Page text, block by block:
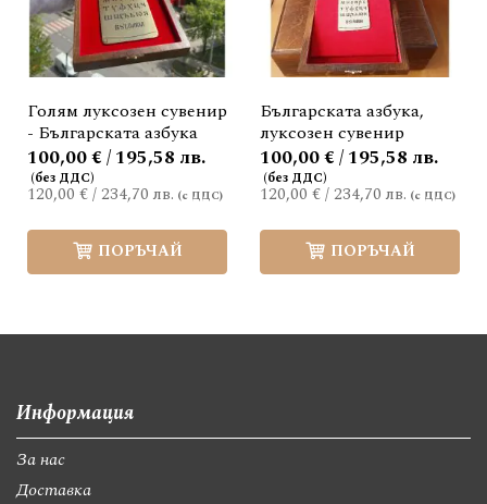
Голям луксозен сувенир
- Българската азбука
120,00 €/234,70 лв.
100,00 € / 195,58 лв.
ПОРЪЧАЙ
Българската азбука,
луксозен сувенир
120,00 €/234,70 лв.
100,00 € / 195,58 лв.
ПОРЪЧАЙ
Информация
За нас
Доставка